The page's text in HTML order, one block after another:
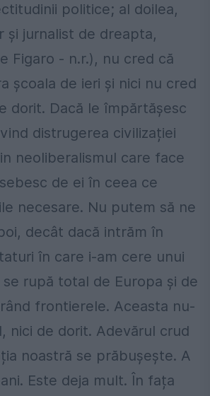
politice; al doilea,
și jurnalist de dreapta,
Figaro - n.r.), nu cred că
școala de ieri și nici nu cred
dorit. Dacă le împărtășesc
distrugerea civilizației
neoliberalismul care face
de ei în ceea ce
necesare. Nu putem să ne
decât dacă intrăm în
în care i-am cere unui
se rupă total de Europa și de
frontierele. Aceasta nu-
nici de dorit. Adevărul crud
noastră se prăbușește. A
Este deja mult. În fața